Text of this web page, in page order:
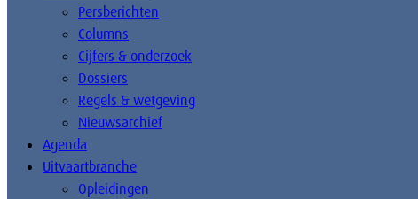
Persberichten
Columns
Cijfers & onderzoek
Dossiers
Regels & wetgeving
Nieuwsarchief
Agenda
Uitvaartbranche
Opleidingen